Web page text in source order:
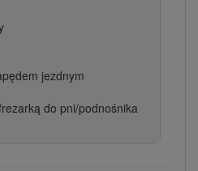
jezdnym
do pni/podnośnika